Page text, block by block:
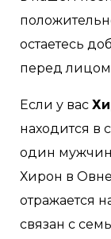
остаетесь
перед
Если у вас
находится в
один
Хирон в
отражается
связан с